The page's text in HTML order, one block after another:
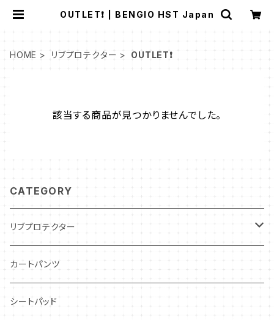
OUTLET❗️ | BENGIO HST Japan
HOME リブプロテクター OUTLET❗️
該当する商品が見つかりませんでした。
CATEGORY
リブプロテクター
インドア・レンタルカート用
レーシングカート用
カートパンツ
シートパッド